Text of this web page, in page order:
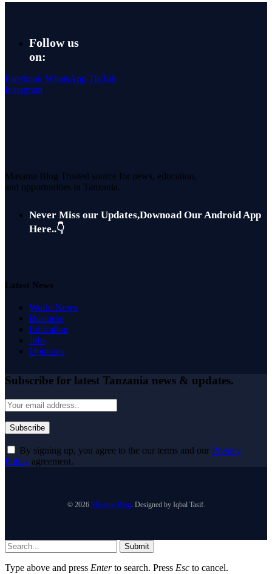
Follow us
on:
Facebook WhatsApp TikTok
Instagram
Masama Blog Trusted source for news, education,
and opportunities in Tanzania.
Never Miss our Updates,Downoad Our Android App
Here..👇
Latest News
World News
Business
Education
Jobs
Opinions
Subscribe for latest Tanzania news & updates.
By signing up, you agree to the our terms and our Privacy
Policy agreement.
© 2026 Masama Blog. Designed by Iqbal Tasif.
Submit
Type above and press Enterto search. Press Esc to cancel.